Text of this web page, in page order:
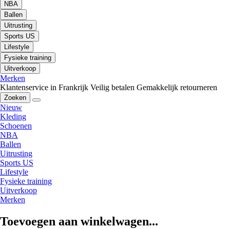
NBA
Ballen
Uitrusting
Sports US
Lifestyle
Fysieke training
Uitverkoop
Merken
Klantenservice in Frankrijk Veilig betalen Gemakkelijk retourneren
Zoeken
Nieuw
Kleding
Schoenen
NBA
Ballen
Uitrusting
Sports US
Lifestyle
Fysieke training
Uitverkoop
Merken
Toevoegen aan winkelwagen...